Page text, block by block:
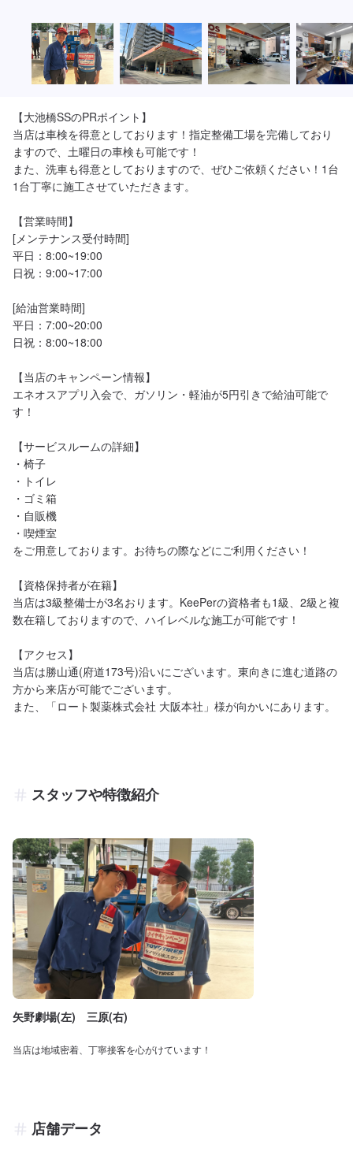
【大池橋SSのPRポイント】
当店は車検を得意としております！指定整備工場を完備しており
ますので、土曜日の車検も可能です！
また、洗車も得意としておりますので、ぜひご依頼ください！1台
1台丁寧に施工させていただきます。
【営業時間】
[メンテナンス受付時間]
平日：8:00~19:00
日祝：9:00~17:00
[給油営業時間]
平日：7:00~20:00
日祝：8:00~18:00
【当店のキャンペーン情報】
エネオスアプリ入会で、ガソリン・軽油が5円引きで給油可能で
す！
【サービスルームの詳細】
・椅子
・トイレ
・ゴミ箱
・自販機
・喫煙室
をご用意しております。お待ちの際などにご利用ください！
【資格保持者が在籍】
当店は3級整備士が3名おります。KeePerの資格者も1級、2級と複
数在籍しておりますので、ハイレベルな施工が可能です！
【アクセス】
当店は勝山通(府道173号)沿いにございます。東向きに進む道路の
方から来店が可能でございます。
また、「ロート製薬株式会社 大阪本社」様が向かいにあります。
スタッフや特徴紹介
矢野劇場(左) 三原(右)
当店は地域密着、丁寧接客を心がけています！
店舗データ